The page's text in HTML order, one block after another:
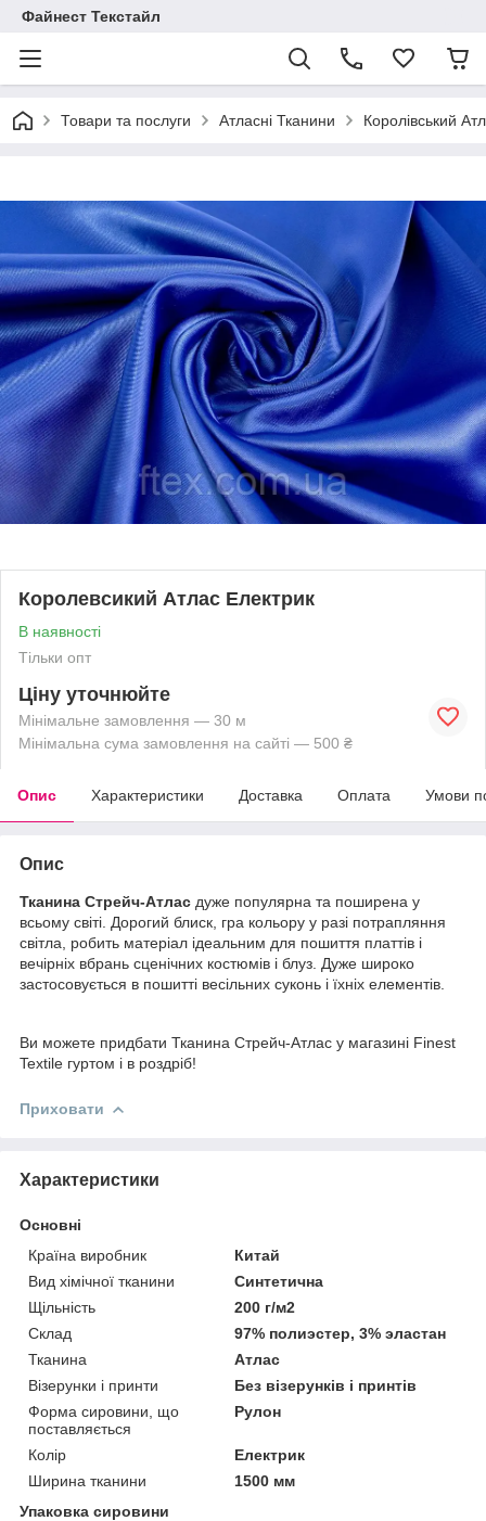
Файнест Текстайл
Товари та послуги Атласні Тканини Королівський
Королевсикий Атлас Електрик
В наявності
Тільки опт
Ціну уточнюйте
Мінімальне замовлення — 30 м
Мінімальна сума замовлення на сайті — 500 ₴
Опис Характеристики Доставка Оплата Умови
Опис
Тканина Стрейч-Атлас дуже популярна та поширена у
всьому світі. Дорогий блиск, гра кольору у разі потрапляння
світла, робить матеріал ідеальним для пошиття платтів і
вечірніх вбрань сценічних костюмів і блуз. Дуже широко
застосовується в пошитті весільних суконь і їхніх елементів.
Ви можете придбати Тканина Стрейч-Атлас у магазині Finest
Textile гуртом і в роздріб!
Приховати
Характеристики
Основні
Країна виробник
Китай
Вид хімічної тканини
Синтетична
Щільність
200 г/м2
Склад
97% полиэстер, 3% эластан
Тканина
Атлас
Візерунки і принти
Без візерунків і принтів
Форма сировини, що
поставляється
Рулон
Колір
Електрик
Ширина тканини
1500 мм
Упаковка сировини